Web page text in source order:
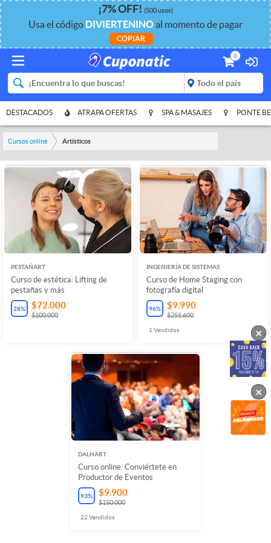
¡7%OFF! (500 usos)
Usa el código DIVIERTENINOal momento de pagar
COPIAR
0
DESTACADOS ATRAPA OFERTAS SPA & MASAJES PONTE
Cursos online Artísticos
PESTAÑART
Curso de estética: Lifting de
pestañas y más
28% $72.000
$100.000
INGENIERÍA DE SISTEMAS
Curso de Home Staging con
fotografía digital
96% $9.990
$255.600
1 Vendidos
DALHART
Curso online: Conviértete en
Productor de Eventos
93% $9.900
$150.000
22Vendidos
×
×